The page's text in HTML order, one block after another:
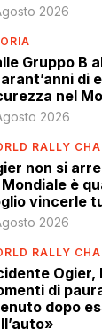
2026
Gruppo B
di
nel
2026
RALLY
non si
Mondiale è
vincerle
2026
RALLY
di
dopo